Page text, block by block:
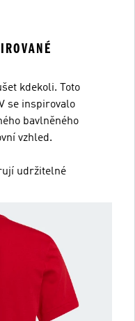
kdekoli. Toto
se inspirovalo
bavlněného
vzhled.
udržitelné